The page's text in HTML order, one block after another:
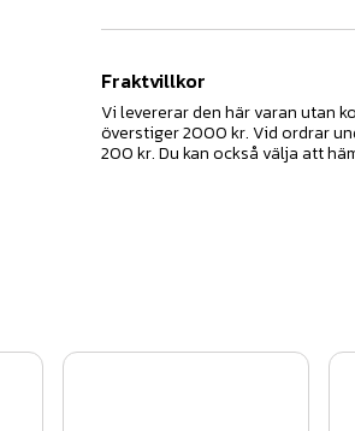
Fraktvillkor
Vi levererar den här varan utan
överstiger 2000 kr. Vid ordrar
200 kr. Du kan också välja att